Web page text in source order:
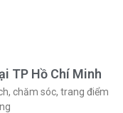
TP Hồ Chí Minh
chăm sóc, trang điểm